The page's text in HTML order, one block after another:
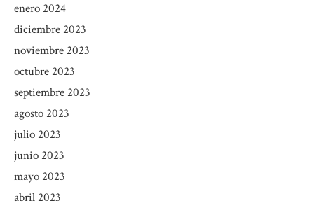
enero 2024
diciembre 2023
noviembre 2023
octubre 2023
septiembre 2023
agosto 2023
julio 2023
junio 2023
mayo 2023
abril 2023